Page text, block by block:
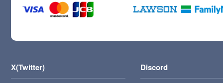
X(Twitter) Discord